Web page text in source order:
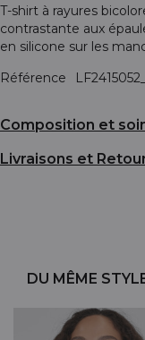
T-shirt à rayures
contrastante aux
en silicone sur les
Référence
Composition et
Livraisons et
DU MÊME